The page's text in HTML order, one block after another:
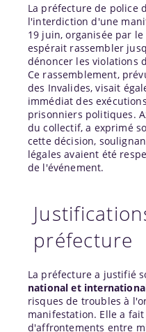
La préfecture de police
l'interdiction d'une
19 juin, organisée par
espérait rassembler
dénoncer les violations
Ce rassemblement,
des Invalides, visait
immédiat des
prisonniers politiques.
du collectif, a exprimé
cette décision,
légales avaient été
de l'événement.
préfecture
La préfecture a justifié
national et
risques de troubles à
manifestation. Elle a
d'affrontements entre